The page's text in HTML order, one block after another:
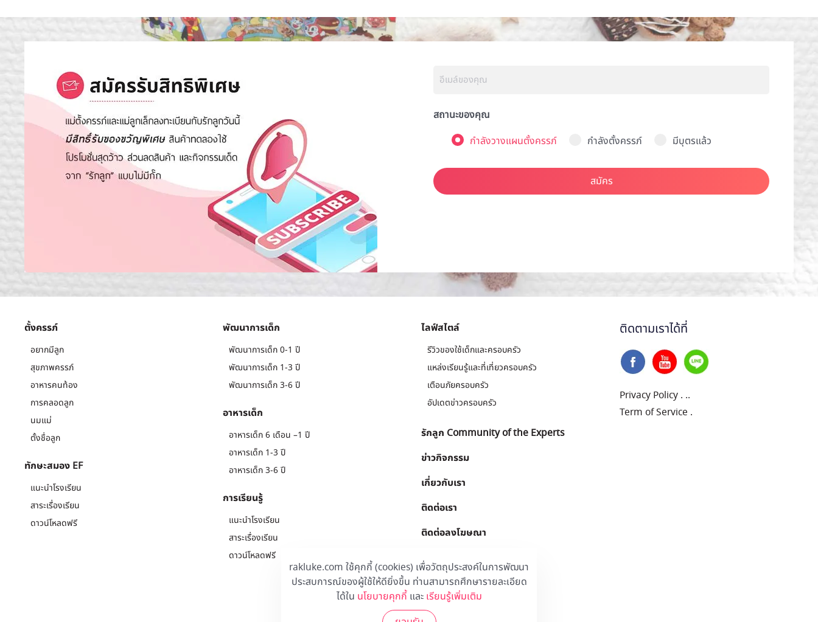
rakluke.com ใช้คุกกี้ (cookies) เพื่อวัตถุประสงค์ในการพัฒนา
ประสบการณ์ของผู้ใช้ให้ดียิ่งขึ้น ท่านสามารถศึกษารายละเอียด
ได้ใน นโยบายคุกกี้และ เรียนรู้เพิ่มเติม
สถานะของคุณ
กำลังวางแผนตั้งครรภ์
กำลังตั้งครรภ์ มีบุตรแล้ว
สมัคร
ตั้งครรภ์
อยากมีลูก
สุขภาพครรภ์
อาหารคนท้อง
การคลอดลูก
นมแม่
ตั้งชื่อลูก
ทักษะสมอง EF
แนะนำโรงเรียน
สาระเรื่องเรียน
ดาวน์โหลดฟรี
พัฒนาการเด็ก
พัฒนาการเด็ก 0-1 ปี
พัฒนาการเด็ก 1-3 ปี
พัฒนาการเด็ก 3-6 ปี
อาหารเด็ก
อาหารเด็ก 6 เดือน –1 ปี
อาหารเด็ก 1-3 ปี
อาหารเด็ก 3-6 ปี
การเรียนรู้
แนะนำโรงเรียน
สาระเรื่องเรียน
ดาวน์โหลดฟรี
ไลฟ์สไตล์
รีวิวของใช้เด็กและครอบครัว
แหล่งเรียนรู้และที่เที่ยวครอบครัว
เตือนภัยครอบครัว
อัปเดตข่าวครอบครัว
รักลูก Community of the Experts
ข่าวกิจกรรม
เกี่ยวกับเรา
ติดต่อเรา
ติดต่อลงโฆษณา
ติดตามเราได้ที่
Privacy Policy . ..
Term of Service .